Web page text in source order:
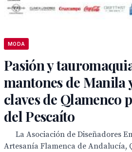
MODA
Pasión y
mantones de Manila
claves de Qlamenco
del Pescaíto
La Asociación de Diseñadores
Artesanía Flamenca de Andalucía,